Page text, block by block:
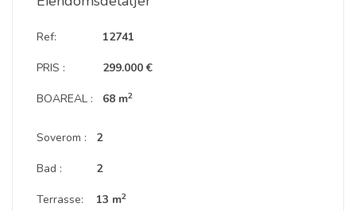
Ref:
PRIS :
BOAREAL :
12741
299.000 €
68 m2
Soverom :
Bad :
Terrasse:
2
2
13 m2